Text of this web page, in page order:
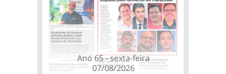
Ano 65 - sexta-feira
07/08/2026